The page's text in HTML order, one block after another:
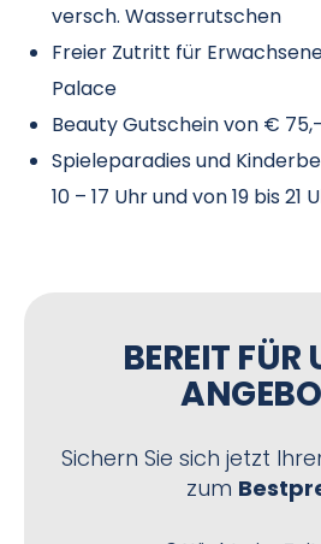
versch. Wasserrutschen
Freier Zutritt für
Palace
Beauty Gutschein von €
Spieleparadies und
10 – 17 Uhr und von 19 bis 21
BEREIT FÜR
Sichern Sie sich jetzt
zum